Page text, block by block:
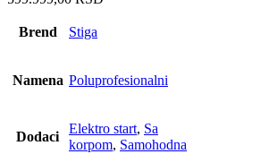
Brend Stiga
Namena Poluprofesionalni
Dodaci
Elektro start, Sa
korpom, Samohodna